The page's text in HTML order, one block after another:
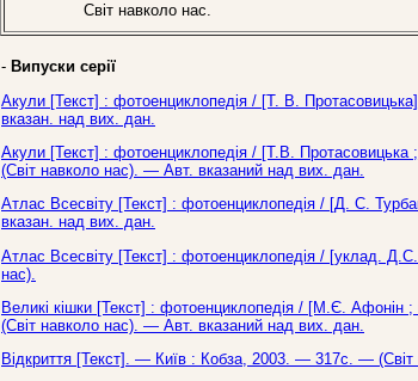
Світ навколо нас.
- Випуски серії
Акули [Текст] : фотоенциклопедія / [Т. В.
вказан. над вих. дан.
Акули [Текст] : фотоенциклопедія / [Т.В.
(Світ навколо нас). — Авт. вказаний над вих. дан.
Атлас Всесвіту [Текст] : фотоенциклопедія / [Д. С.
вказан. над вих. дан.
Атлас Всесвіту [Текст] : фотоенциклопедія / [уклад.
нас).
Великі кішки [Текст] : фотоенциклопедія / [М.Є.
(Світ навколо нас). — Авт. вказаний над вих. дан.
Відкриття [Текст]. — Київ : Кобза, 2003. — 317с. — (Світ